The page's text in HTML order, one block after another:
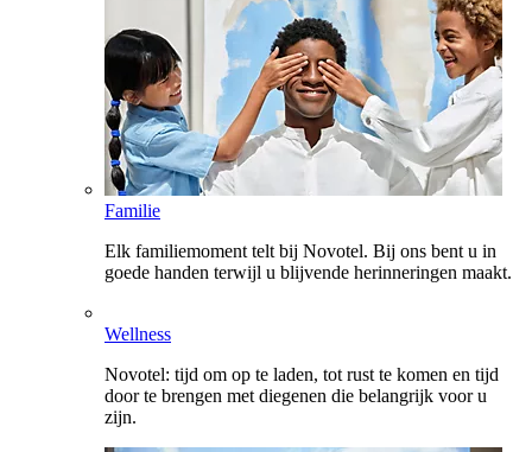
Familie
Elk familiemoment telt bij Novotel. Bij ons bent u in
goede handen terwijl u blijvende herinneringen maakt.
Wellness
Novotel: tijd om op te laden, tot rust te komen en tijd
door te brengen met diegenen die belangrijk voor u
zijn.